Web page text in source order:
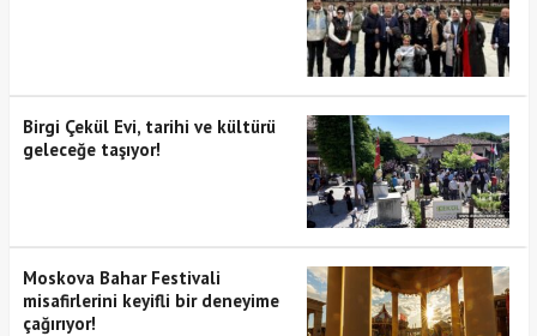
Birgi Çekül Evi, tarihi ve kültürü
geleceğe taşıyor!
Moskova Bahar Festivali
misafirlerini keyifli bir deneyime
çağırıyor!